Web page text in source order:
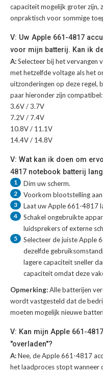
capaciteit mogelijk groter zijn,
onpraktisch voor sommige
V: Uw Apple 661-4817
voor mijn batterij. Kan ik
A:Selecteer bij het
met hetzelfde voltage als het
uitzonderingen op deze regel,
paar hieronder zijn compatibel:
3.6V / 3.7V
7.2V / 7.4V
10.8V / 11.1V
14.4V / 14.8V
V: Wat kan ik doen om
4817 notebook batterij
1 Dim uw scherm.
2 Voorkom blootstelling
3 Laat uwApple 661-4817
4
Schakel ongebruikte
luidsprekers of externe
5 Selecteer de juisteApple
dezelfde
lagere capaciteit sneller
capaciteit omdat deze
Opmerking:Alle batterijen
wordt vastgesteld dat de
moeten mogelijk nieuwe
V: Kan mijn Apple 661-
"overladen"?
A:Nee, de Apple 661-4817
het laadproces stopt wanneer